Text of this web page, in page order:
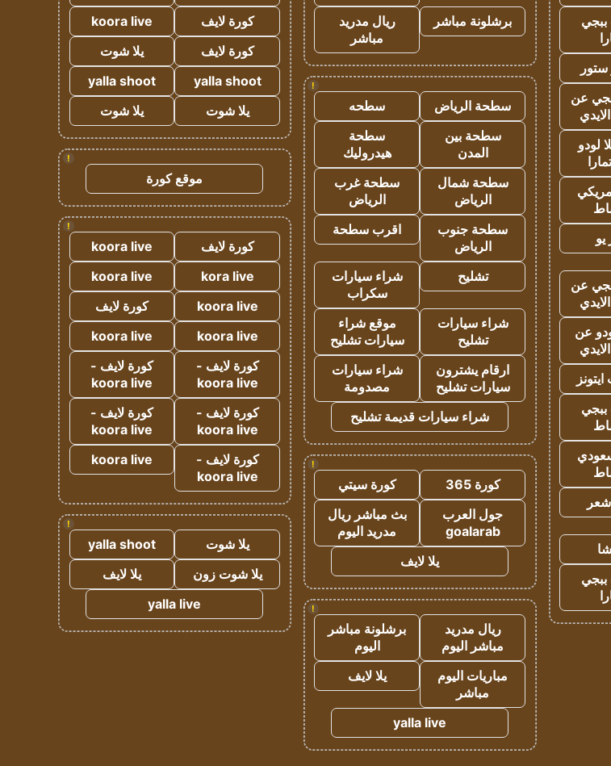
ستور
عن
لودو
يو
عن
عن
برشلونة مباشر
ريال مدريد
مباشر
!
سطحة الرياض
سطحه
سطحة بين
المدن
سطحة
هيدروليك
سطحة شمال
الرياض
سطحة غرب
الرياض
سطحة جنوب
الرياض
اقرب سطحة
تشليح
شراء سيارات
سكراب
شراء سيارات
تشليح
موقع شراء
سيارات تشليح
ارقام يشترون
سيارات تشليح
شراء سيارات
مصدومة
شراء سيارات قديمة تشليح
!
كورة 365
كورة سيتي
جول العرب
goalarab
بث مباشر ريال
مدريد اليوم
يلا لايف
!
ريال مدريد
مباشر اليوم
برشلونة مباشر
اليوم
مباريات اليوم
مباشر
يلا لايف
yalla live
كورة لايف
koora live
كورة لايف
يلا شوت
yalla shoot
yalla shoot
يلا شوت
يلا شوت
!
موقع كورة
!
كورة لايف
koora live
kora live
koora live
koora live
كورة لايف
koora live
koora live
كورة لايف -
koora live
كورة لايف -
koora live
كورة لايف -
koora live
كورة لايف -
koora live
كورة لايف -
koora live
koora live
!
يلا شوت
yalla shoot
يلا شوت زون
يلا لايف
yalla live